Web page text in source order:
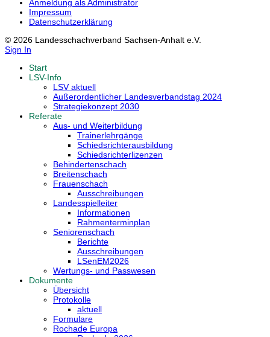
Anmeldung als Administrator
Impressum
Datenschutzerklärung
© 2026 Landesschachverband Sachsen-Anhalt e.V.
Sign In
Start
LSV-Info
LSV aktuell
Außerordentlicher Landesverbandstag 2024
Strategiekonzept 2030
Referate
Aus- und Weiterbildung
Trainerlehrgänge
Schiedsrichterausbildung
Schiedsrichterlizenzen
Behindertenschach
Breitenschach
Frauenschach
Ausschreibungen
Landesspielleiter
Informationen
Rahmenterminplan
Seniorenschach
Berichte
Ausschreibungen
LSenEM2026
Wertungs- und Passwesen
Dokumente
Übersicht
Protokolle
aktuell
Formulare
Rochade Europa